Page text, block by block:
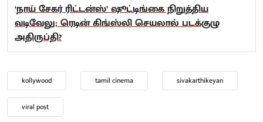
‘நாய் சேகர் ரிட்டன்ஸ்’ ஷூட்டிங்கை நிறுத்திய
வடிவேலு; ரெடின் கிங்ஸ்லி செயலால் படக்குழு
அதிருப்தி?
kollywood tamil cinema sivakarthikeyan
viral post